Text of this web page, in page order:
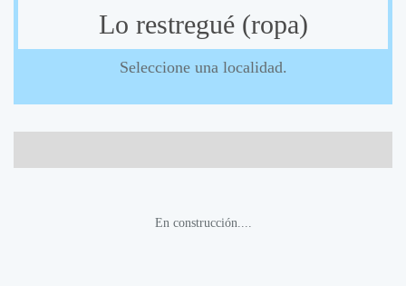
Lo restregué (ropa)
Seleccione una localidad.
En construcción....